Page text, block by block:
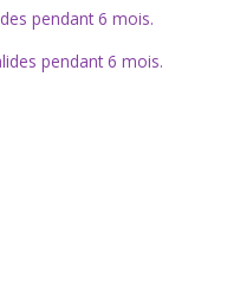
pendant 6 mois.
pendant 6 mois.